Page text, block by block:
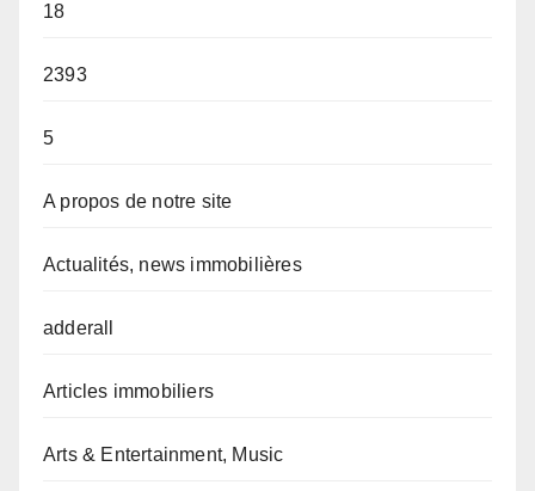
18
2393
5
A propos de notre site
Actualités, news immobilières
adderall
Articles immobiliers
Arts & Entertainment, Music